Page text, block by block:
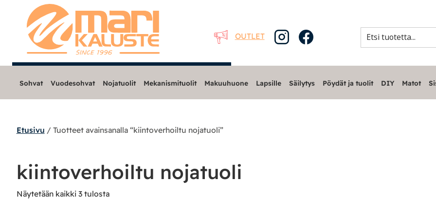
OUTLET
Sohvat
Nojatuolit
Mekanismituolit
Sohvat Vuodesohvat Nojatuolit Mekanismituolit Makuuhuone Lapsille Säilytys Pöydät ja tuolit DIY Matot
Etusivu / Tuotteet avainsanalla “kiintoverhoiltu nojatuoli”
kiintoverhoiltu nojatuoli
Näytetään kaikki 3 tulosta